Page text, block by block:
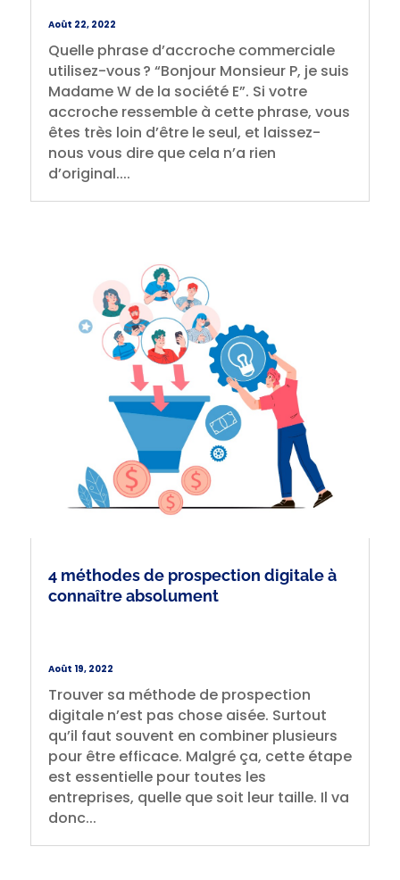
Août 22, 2022
Quelle phrase d’accroche commerciale
utilisez-vous ? “Bonjour Monsieur P, je suis
Madame W de la société E”. Si votre
accroche ressemble à cette phrase, vous
êtes très loin d’être le seul, et laissez-
nous vous dire que cela n’a rien
d’original....
4 méthodes de prospection digitale à
connaître absolument
Août 19, 2022
Trouver sa méthode de prospection
digitale n’est pas chose aisée. Surtout
qu’il faut souvent en combiner plusieurs
pour être efficace. Malgré ça, cette étape
est essentielle pour toutes les
entreprises, quelle que soit leur taille. Il va
donc...